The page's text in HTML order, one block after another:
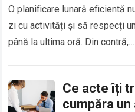
O planificare lunară eficientă
zi cu activități și să respecți
până la ultima oră. Din contră,…
Ce acte îți
cumpăra